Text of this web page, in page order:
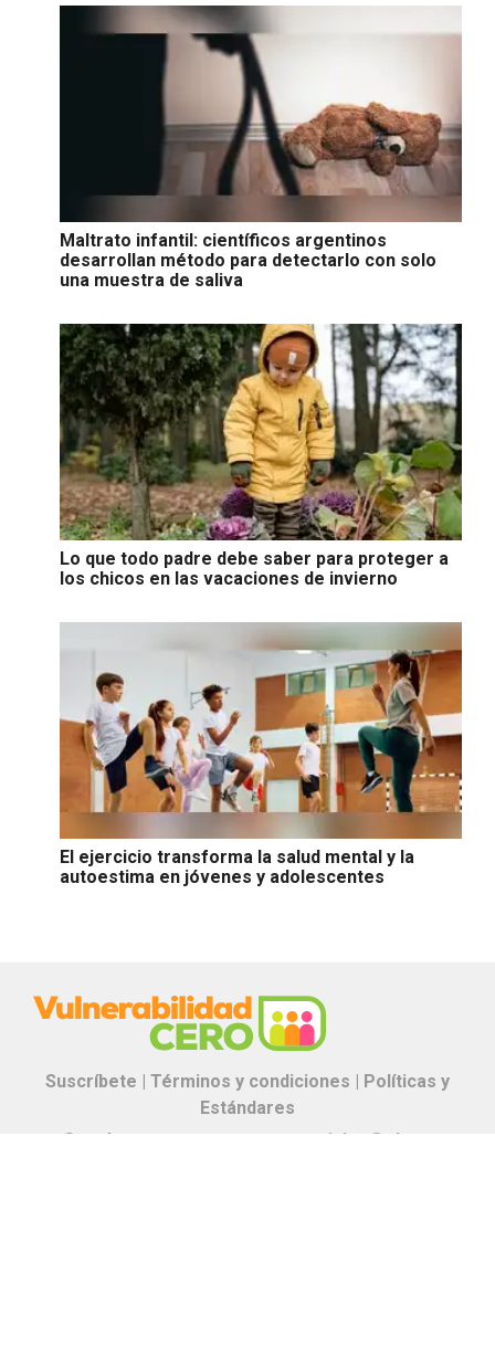
Maltrato infantil: científicos argentinos
desarrollan método para detectarlo con solo
una muestra de saliva
Lo que todo padre debe saber para proteger a
los chicos en las vacaciones de invierno
El ejercicio transforma la salud mental y la
autoestima en jóvenes y adolescentes
Suscríbete | Términos y condiciones |
Políticas y
Estándares
Contáctanos:
proyectos.especiales@glr.pe